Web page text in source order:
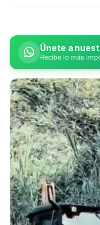
Únete a
Recibe lo más